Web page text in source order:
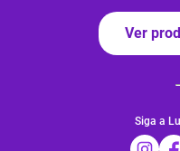
Ver
Siga a